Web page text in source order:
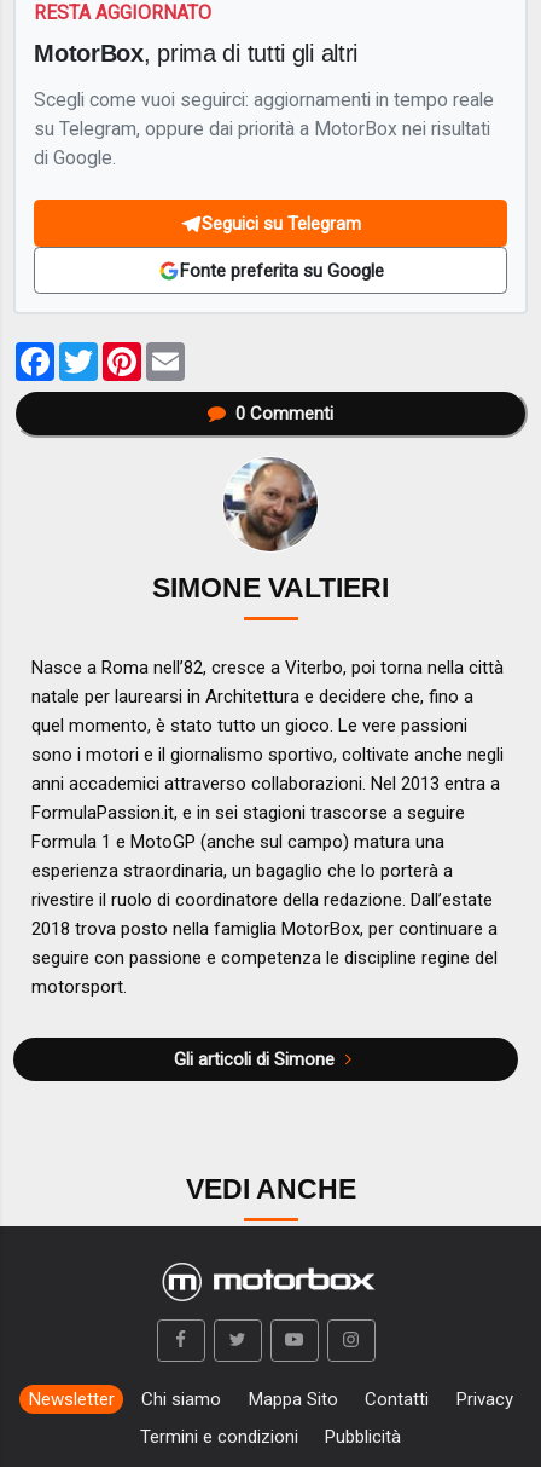
RESTA AGGIORNATO
MotorBox, prima di tutti gli altri
Scegli come vuoi seguirci: aggiornamenti in tempo reale
su Telegram, oppure dai priorità a MotorBox nei risultati
di Google.
Seguici su Telegram
Fonte preferita su Google
Facebook
TwitterPinterest
0Commenti
SIMONE VALTIERI
Nasce a Roma nell’82, cresce a Viterbo, poi torna nella città
natale per laurearsi in Architettura e decidere che, fino a
quel momento, è stato tutto un gioco. Le vere passioni
sono i motori e il giornalismo sportivo, coltivate anche negli
anni accademici attraverso collaborazioni. Nel 2013 entra a
FormulaPassion.it, e in sei stagioni trascorse a seguire
Formula 1 e MotoGP (anche sul campo) matura una
esperienza straordinaria, un bagaglio che lo porterà a
rivestire il ruolo di coordinatore della redazione. Dall’estate
2018 trova posto nella famiglia MotorBox, per continuare a
seguire con passione e competenza le discipline regine del
motorsport.
Gli articoli di Simone
VEDI ANCHE
Newsletter Chi siamo Mappa Sito Contatti
Privacy
Termini e condizioni
Pubblicità